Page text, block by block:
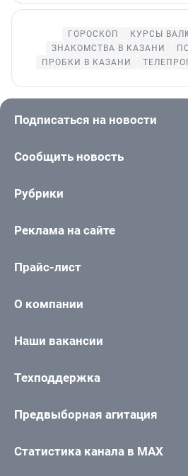
ГОРОСКОП
КУРСЫ
ЗНАКОМСТВА В КАЗАНИ
ПРОБКИ В КАЗАНИ
Подписаться на новости
Сообщить новость
Рубрики
Реклама на сайте
Прайс-лист
О компании
Наши вакансии
Техподдержка
Предвыборная агитация
Статистика канала в MAX